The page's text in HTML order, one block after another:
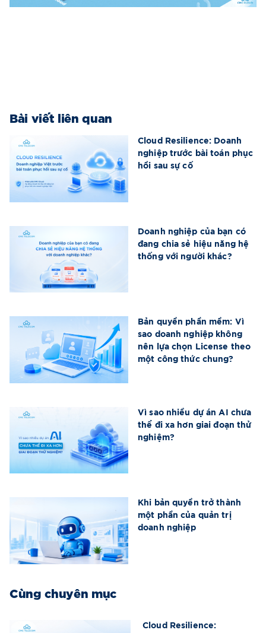
Bài viết liên quan
Cloud Resilience: Doanh
nghiệp trước bài toán phục
hồi sau sự cố
Doanh nghiệp của bạn có
đang chia sẻ hiệu năng hệ
thống với người khác?
Bản quyền phần mềm: Vì
sao doanh nghiệp không
nên lựa chọn License theo
một công thức chung?
Vì sao nhiều dự án AI chưa
thể đi xa hơn giai đoạn thử
nghiệm?
Khi bản quyền trở thành
một phần của quản trị
doanh nghiệp
Cùng chuyên mục
Cloud Resilience: